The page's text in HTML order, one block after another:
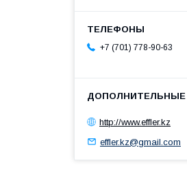
+7 (701) 778-90-63
http://www.effler.kz
effler.kz@gmail.com